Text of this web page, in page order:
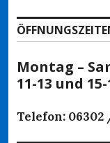
Montag –
11-13 und
Telefon: 06302